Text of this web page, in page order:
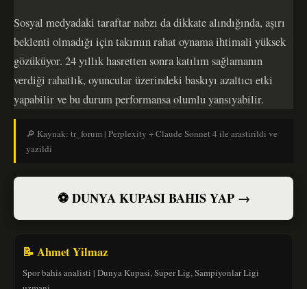
Sosyal medyadaki taraftar nabzı da dikkate alındığında, aşırı
beklenti olmadığı için takımın rahat oynama ihtimali yüksek
gözüküyor. 24 yıllık hasretten sonra katılım sağlamanın
verdiği rahatlık, oyuncular üzerindeki baskıyı azaltıcı etki
yapabilir ve bu durum performansa olumlu yansıyabilir.
🔎 Kaynak: tr_forum | Perplexity + Claude Sonnet 4 ile arastirildi ve
yazildi
⚽ DUNYA KUPASI BAHIS YAP →
📝 Ahmet Yilmaz
Spor bahis analisti | Dunya Kupasi, Super Lig, Sampiyonlar Ligi